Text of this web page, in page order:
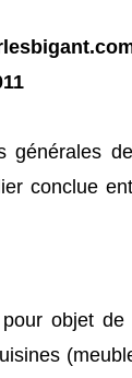
générales
conclue
objet